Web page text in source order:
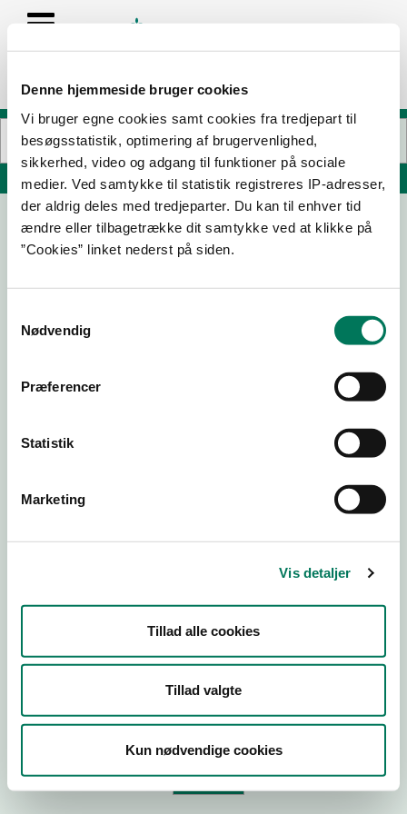
Denne hjemmeside bruger cookies
Vi bruger egne cookies samt cookies fra tredjepart til
besøgsstatistik, optimering af brugervenlighed,
sikkerhed, video og adgang til funktioner på sociale
medier. Ved samtykke til statistik registreres IP-adresser,
der aldrig deles med tredjeparter. Du kan til enhver tid
ændre eller tilbagetrække dit samtykke ved at klikke på
”Cookies” linket nederst på siden.
Nødvendig
Præferencer
Statistik
Marketing
Vis detaljer
Tillad alle cookies
Tillad valgte
Kun nødvendige cookies
Søg på adresse, postnummer, by, firmanavn
Virksomhedstype
ID-nummer
P-nr
Tilføj smiley til dit website
Kopier link til at indsætte på virksomhedens hjemmeside